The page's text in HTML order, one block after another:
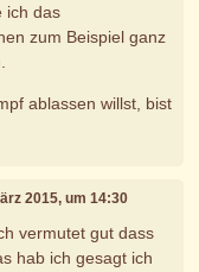
ich das
zum Beispiel ganz
ablassen willst, bist
2015, um 14:30
vermutet gut dass
hab ich gesagt ich